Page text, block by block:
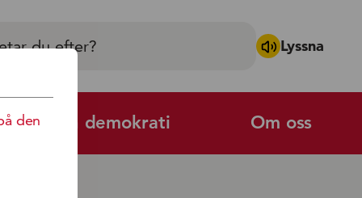
Lyssna
och demokrati Om oss
den